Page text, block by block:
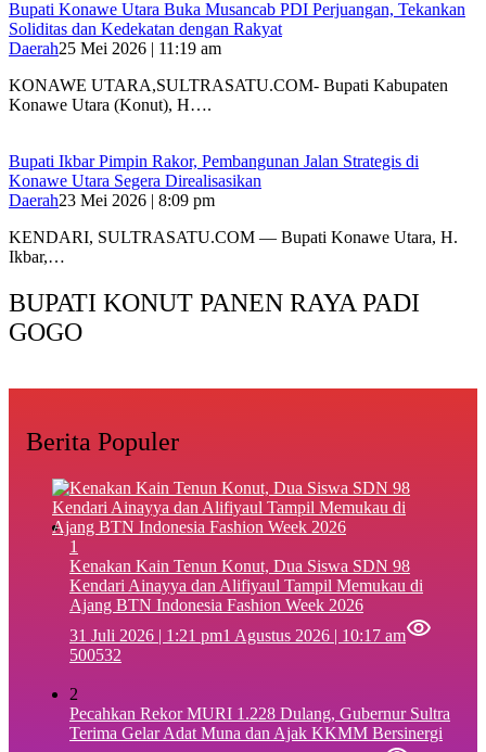
Bupati Konawe Utara Buka Musancab PDI Perjuangan, Tekankan
Soliditas dan Kedekatan dengan Rakyat
Daerah25 Mei 2026 | 11:19 am
KONAWE UTARA,SULTRASATU.COM- Bupati Kabupaten
Konawe Utara (Konut), H….
Bupati Ikbar Pimpin Rakor, Pembangunan Jalan Strategis di
Konawe Utara Segera Direalisasikan
Daerah23 Mei 2026 | 8:09 pm
KENDARI, SULTRASATU.COM — Bupati Konawe Utara, H.
Ikbar,…
BUPATI KONUT PANEN RAYA PADI
GOGO
Berita Populer
1
‎Kenakan Kain Tenun Konut, Dua Siswa SDN 98
Kendari Ainayya dan Alifiyaul Tampil Memukau di
Ajang BTN Indonesia Fashion Week 2026
31 Juli 2026 | 1:21 pm1 Agustus 2026 | 10:17 am
500532
2
Pecahkan Rekor MURI 1.228 Dulang, Gubernur Sultra
Terima Gelar Adat Muna dan Ajak KKMM Bersinergi